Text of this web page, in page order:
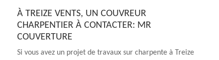
À TREIZE VENTS, UN COUVREUR
CHARPENTIER À CONTACTER: MR
COUVERTURE
Si vous avez un projet de travaux sur charpente à Treize